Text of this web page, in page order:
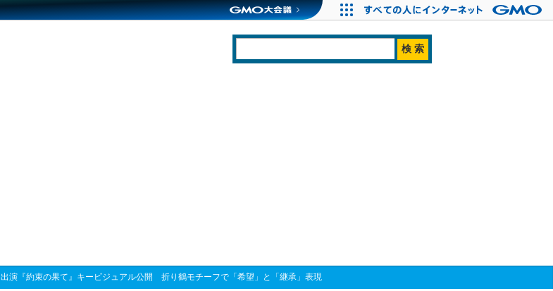
演『約束の果て』キービジュアル公開 折り鶴モチーフで「希望」と「継承」表現